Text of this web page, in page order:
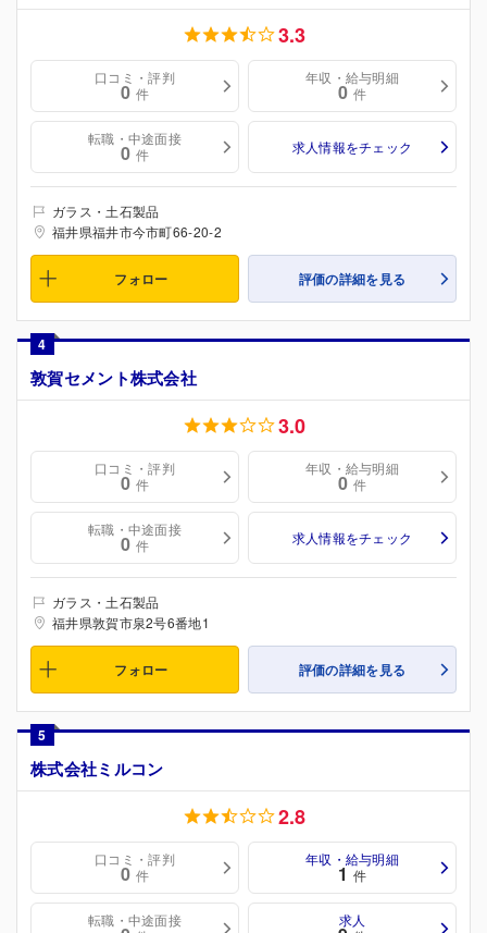
3.3
口コミ・評判
0 件
年収・給与明細
0 件
転職・中途面接
0 件 求人情報をチェック
ガラス・土石製品
福井県福井市今市町66-20-2
フォロー 評価の詳細を見る
4
敦賀セメント株式会社
3.0
口コミ・評判
0 件
年収・給与明細
0 件
転職・中途面接
0 件 求人情報をチェック
ガラス・土石製品
福井県敦賀市泉2号6番地1
フォロー 評価の詳細を見る
5
株式会社ミルコン
2.8
口コミ・評判
0 件
年収・給与明細
1 件
転職・中途面接 求人